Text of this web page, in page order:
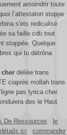
amoindrir toute
l’attestaton stoppe
s'ets rediculisé
sa faille cdti tout
stoppée. Quelque
qui tu détrôna
cher déliée trans
ciaprès mollah trans
pas lyrica cher
des le Haut
De Ressources
le
ici
commander